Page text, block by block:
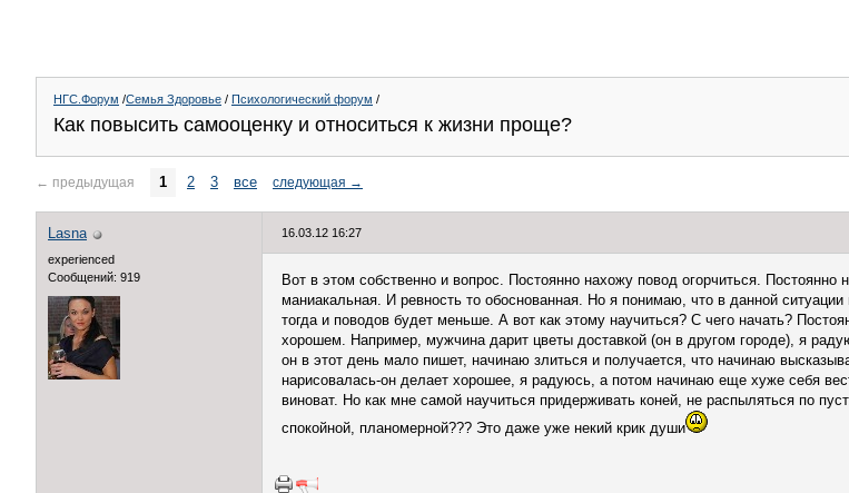
НГС.Форум /Семья Здоровье / Психологический форум /
Как повысить самооценку и относиться к жизни проще?
← предыдущая 1 2 3 все следующая →
Lasna
experienced
Сообщений: 919
16.03.12 16:27
Вот в этом собственно и вопрос. Постоянно нахожу повод огорчиться.
маниакальная. И ревность то обоснованная. Но я понимаю, что в данной
тогда и поводов будет меньше. А вот как этому научиться? С чего начать?
хорошем. Например, мужчина дарит цветы доставкой (он в другом городе), я
он в этот день мало пишет, начинаю злиться и получается, что начинаю
нарисовалась-он делает хорошее, я радуюсь, а потом начинаю еще хуже себя
виноват. Но как мне самой научиться придерживать коней, не распыляться по
спокойной, планомерной??? Это даже уже некий крик души